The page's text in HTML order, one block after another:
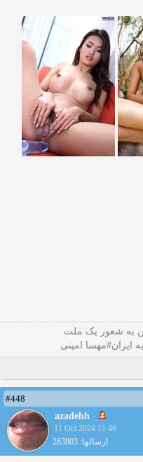
به شعور یک ملت
ایران#مهسا امینی
#448
azadehh
11 Oct 2024 11:46
ارسالها: 263803